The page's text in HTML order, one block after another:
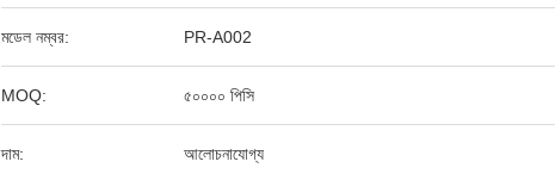
মডেল নম্বর: PR-A002
MOQ: ৫০০০০ পিসি
দাম: আলোচনাযোগ্য